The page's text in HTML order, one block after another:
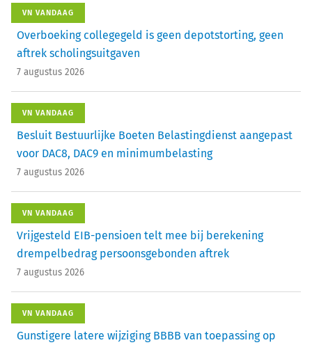
VN VANDAAG
Overboeking collegegeld is geen depotstorting, geen
aftrek scholingsuitgaven
7 augustus 2026
VN VANDAAG
Besluit Bestuurlijke Boeten Belastingdienst aangepast
voor DAC8, DAC9 en minimumbelasting
7 augustus 2026
VN VANDAAG
Vrijgesteld EIB-pensioen telt mee bij berekening
drempelbedrag persoonsgebonden aftrek
7 augustus 2026
VN VANDAAG
Gunstigere latere wijziging BBBB van toepassing op